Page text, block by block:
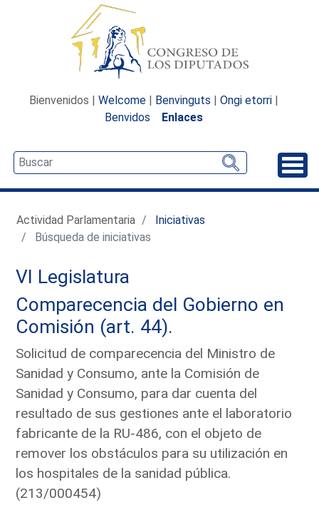
Bienvenidos | Welcome | Benvinguts | Ongi etorri |
Benvidos
Enlaces
Actividad Parlamentaria
Iniciativas
Búsqueda de iniciativas
VI Legislatura
Comparecencia del Gobierno en
Comisión (art. 44).
Solicitud de comparecencia del Ministro de
Sanidad y Consumo, ante la Comisión de
Sanidad y Consumo, para dar cuenta del
resultado de sus gestiones ante el laboratorio
fabricante de la RU-486, con el objeto de
remover los obstáculos para su utilización en
los hospitales de la sanidad pública.
(213/000454)